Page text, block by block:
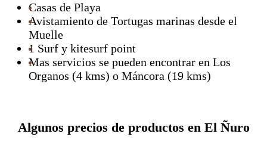
Casas de Playa
Avistamiento de Tortugas marinas desde el
Muelle
1 Surf y kitesurf point
Mas servicios se pueden encontrar en Los
Organos (4 kms) o Máncora (19 kms)
Algunos precios de productos en El Ñuro